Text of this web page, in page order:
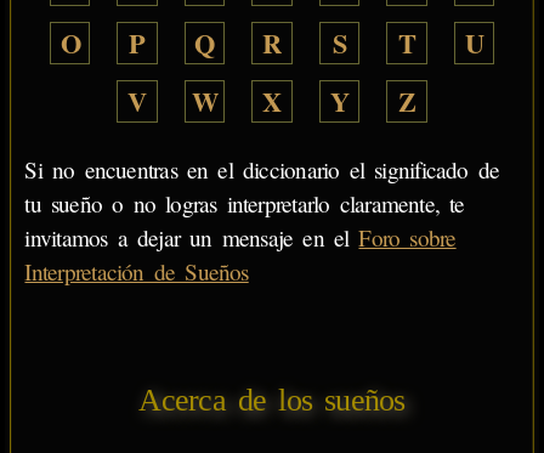
O
P Q R S T
U
V
W X Y Z
Si no encuentras en el diccionario el significado de
tu sueño o no logras interpretarlo claramente, te
invitamos a dejar un mensaje en elForo sobre
Interpretación de Sueños
Acerca de los sueños